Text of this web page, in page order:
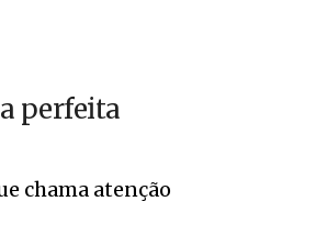
perfeita
chama atenção